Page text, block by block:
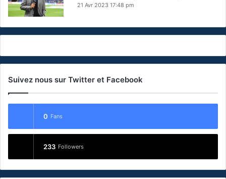
21 Avr 2023 17:48 pm
Suivez nous sur Twitter et Facebook
0 Fans
233 Followers